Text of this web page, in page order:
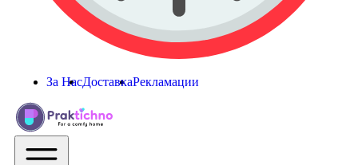
За НасДоставкаРекламации